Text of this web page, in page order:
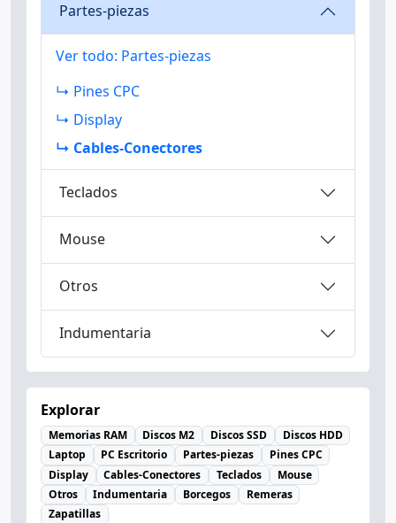
Partes-piezas
Ver todo: Partes-piezas
↳ Pines CPC
↳ Display
↳ Cables-Conectores
Teclados
Mouse
Otros
Indumentaria
Explorar
Memorias RAM Discos M2 Discos SSD
Discos HDD
Laptop
PC Escritorio Partes-piezas
Pines CPC
Display
Cables-Conectores Teclados
Mouse
Otros
Indumentaria Borcegos
Remeras
Zapatillas